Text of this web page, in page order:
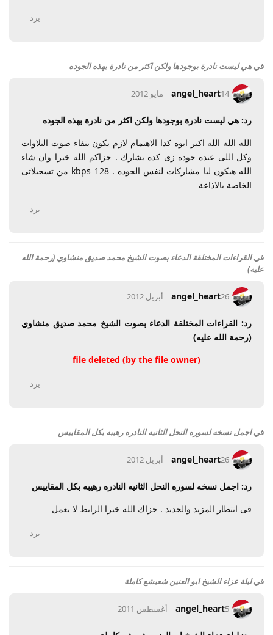
يرد
في هي ليست نادرة بوجودها ولكن اكثر من نادرة بهذه الجوده
angel_heart14 مايو 2012
رد: هي ليست نادرة بوجودها ولكن اكثر من نادرة بهذه الجوده
الله الله الله اكبر ايوه كدا الاهتمام لازم يكون بنقاء صوت التلاوات
وكل اللى عنده جوده زى كده يشارك . جزاكم الله خيرا وان شاء
الله هيكون ليا مشاركات لنفس الجوده . 128 kbps من تسجيلاتى
الخاصة بالاذاعة
يرد
فيالقراءات المختلفة الدعاء بصوت الشیخ محمد صديق منشاوي (رحمة الله
عليه)
angel_heart26 أبريل 2012
رد: القراءات المختلفة الدعاء بصوت الشیخ محمد صديق منشاوي
(رحمة الله عليه)
file deleted (by the file owner)
يرد
فياجمل نسخه لسوره النحل الثانيه النادره رهيبه بكل المقاييس
angel_heart26 أبريل 2012
رد: اجمل نسخه لسوره النحل الثانيه النادره رهيبه بكل المقاييس
فى انتظار المزيد والجديد . جزاك الله خيرا الرابط لا يعمل
يرد
فيليلة عزاء الشيخ ابو العنين شعيشع كاملة
angel_heart5 أغسطس 2011